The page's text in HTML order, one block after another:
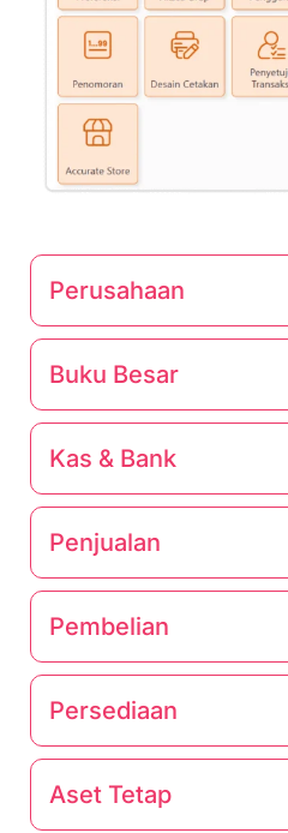
Perusahaan
Buku Besar
Kas & Bank
Penjualan
Pembelian
Persediaan
Aset Tetap